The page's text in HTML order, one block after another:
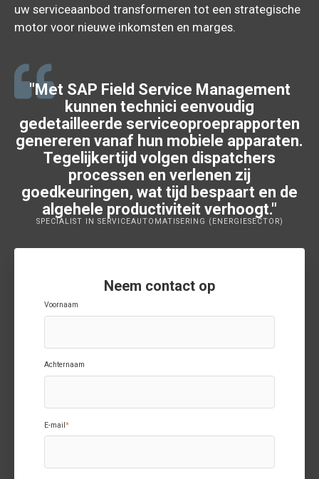
uw serviceaanbod transformeren tot een strategische
motor voor nieuwe inkomsten en marges.
"Met SAP Field Service Management
kunnen technici eenvoudig
gedetailleerde serviceoproeprapporten
genereren vanaf hun mobiele apparaten.
Tegelijkertijd volgen dispatchers
processen en verlenen zij
goedkeuringen, wat tijd bespaart en de
algehele productiviteit verhoogt."
SPECIALIST IN SERVICEAUTOMATISERING (ENERGIESECTOR)
Neem contact op
Voornaam
Achternaam
E-mail*